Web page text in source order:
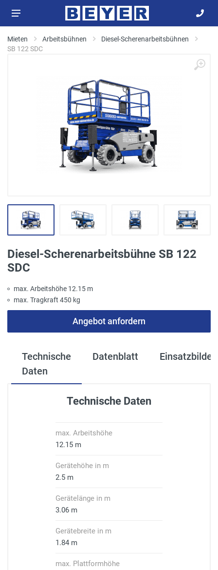
Mieten Arbeitsbühnen
Diesel-Scherenarbeitsbühnen
SB 122 SDC
Diesel-Scherenarbeitsbühne SB 122
SDC
max. Arbeitshöhe 12.15 m
max. Tragkraft 450 kg
Angebot anfordern
Technische
Daten
Datenblatt Einsatzbilder
Technische Daten
max. Arbeitshöhe
12.15 m
Gerätehöhe in m
2.5 m
Gerätelänge in m
3.06 m
Gerätebreite in m
1.84 m
max. Plattformhöhe